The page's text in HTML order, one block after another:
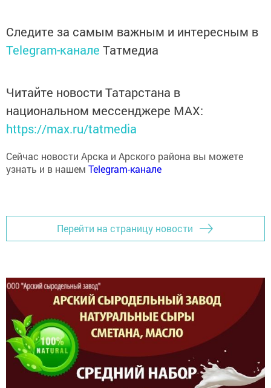
Следите за самым важным и интересным в
Telegram-канале Татмедиа
Читайте новости Татарстана в
национальном мессенджере MАХ:
https://max.ru/tatmedia
Сейчас новости Арска и Арского района вы можете
узнать и в нашемTelegram-канале
Перейти на страницу новости